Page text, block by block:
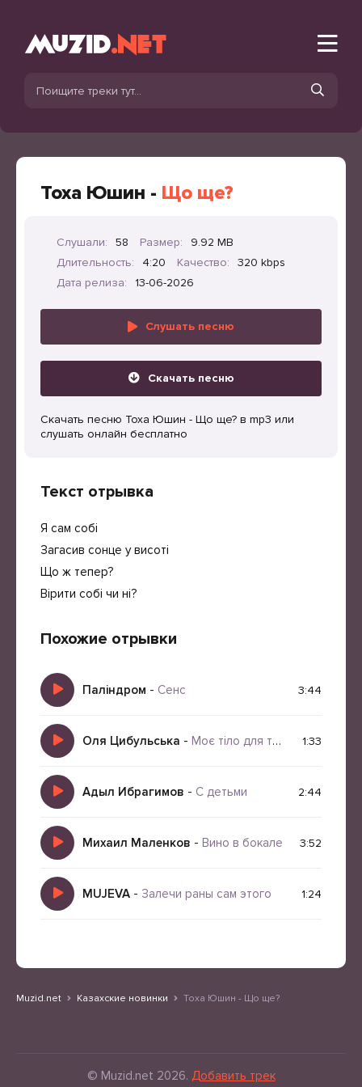
Тоха Юшин - Що ще?
Слушали: 58 Размер:
9.92 MB
Длительность:
4:20 Качество:
320 kbps
Дата релиза:
13-06-2026
Слушать песню
Скачать песню
Скачать песню Тоха Юшин - Що ще? в mp3 или
слушать онлайн бесплатно
Текст отрывка
Я сам собі
Загасив сонце у висоті
Що ж тепер?
Вірити собі чи ні?
Похожие отрывки
Паліндром - Сенс 3:44
Оля Цибульська - Моє тіло для твого тіла 1:33
Адыл Ибрагимов - С детьми 2:44
Михаил Маленков - Вино в бокале 3:52
MUJEVA - Залечи раны сам этого 1:24
Muzid.net Казахские новинки Тоха Юшин - Що ще?
© Muzid.net 2026. Добавить трек